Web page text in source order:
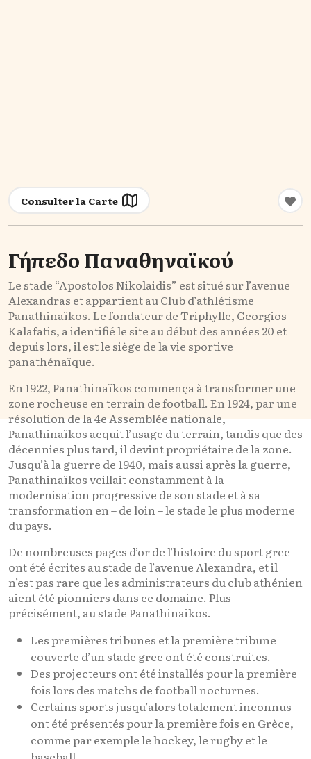
Consulter la Carte
Γήπεδο Παναθηναϊκού
Le stade “Apostolos Nikolaidis” est situé sur l’avenue
Alexandras et appartient au Club d’athlétisme
Panathinaïkos. Le fondateur de Triphylle, Georgios
Kalafatis, a identifié le site au début des années 20 et
depuis lors, il est le siège de la vie sportive
panathénaïque.
En 1922, Panathinaïkos commença à transformer une
zone rocheuse en terrain de football. En 1924, par une
résolution de la 4e Assemblée nationale,
Panathinaïkos acquit l’usage du terrain, tandis que des
décennies plus tard, il devint propriétaire de la zone.
Jusqu’à la guerre de 1940, mais aussi après la guerre,
Panathinaïkos veillait constamment à la
modernisation progressive de son stade et à sa
transformation en – de loin – le stade le plus moderne
du pays.
De nombreuses pages d’or de l’histoire du sport grec
ont été écrites au stade de l’avenue Alexandra, et il
n’est pas rare que les administrateurs du club athénien
aient été pionniers dans ce domaine. Plus
précisément, au stade Panathinaikos.
Les premières tribunes et la première tribune
couverte d’un stade grec ont été construites.
Des projecteurs ont été installés pour la première
fois lors des matchs de football nocturnes.
Certains sports jusqu’alors totalement inconnus
ont été présentés pour la première fois en Grèce,
comme par exemple le hockey, le rugby et le